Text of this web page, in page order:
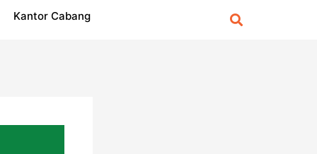
Kantor Cabang